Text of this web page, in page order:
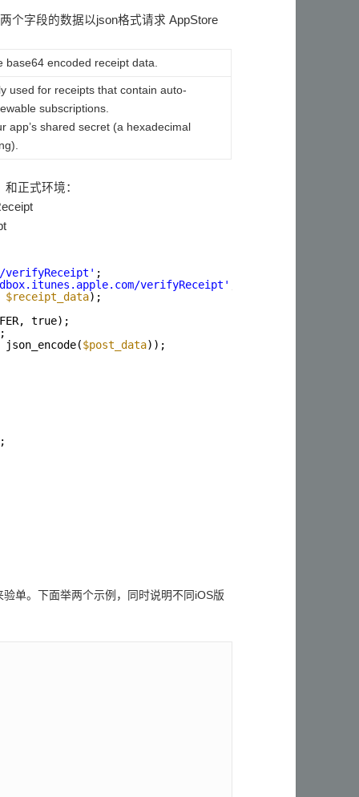
个字段的数据以json格式请求 AppStore
base64 encoded receipt data.
used for receipts that contain auto-
subscriptions.
app’s shared secret (a hexadecimal
正式环境：
verifyReceipt' ;
verifyReceipt'
$receipt_data);
true);
json_encode($post_data));
单。下面举两个示例，同时说明不同iOS版